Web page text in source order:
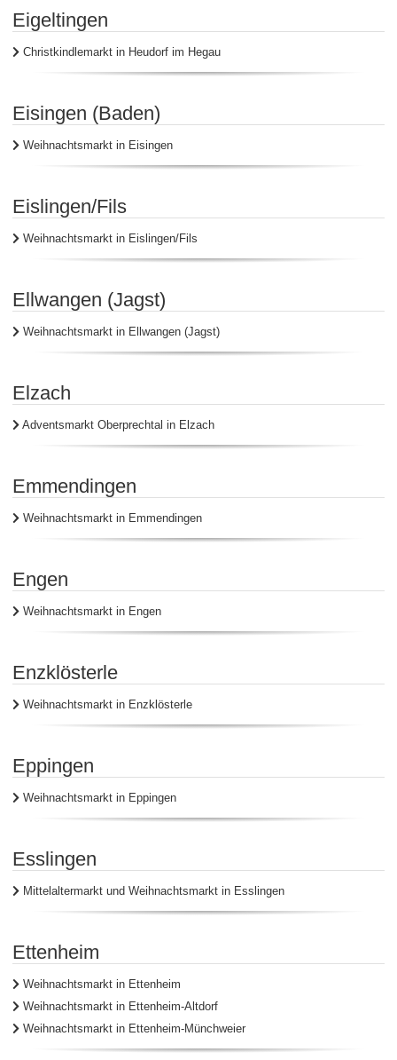
Eigeltingen
Christkindlemarkt in Heudorf im Hegau
Eisingen (Baden)
Weihnachtsmarkt in Eisingen
Eislingen/Fils
Weihnachtsmarkt in Eislingen/Fils
Ellwangen (Jagst)
Weihnachtsmarkt in Ellwangen (Jagst)
Elzach
Adventsmarkt Oberprechtal in Elzach
Emmendingen
Weihnachtsmarkt in Emmendingen
Engen
Weihnachtsmarkt in Engen
Enzklösterle
Weihnachtsmarkt in Enzklösterle
Eppingen
Weihnachtsmarkt in Eppingen
Esslingen
Mittelaltermarkt und Weihnachtsmarkt in Esslingen
Ettenheim
Weihnachtsmarkt in Ettenheim
Weihnachtsmarkt in Ettenheim-Altdorf
Weihnachtsmarkt in Ettenheim-Münchweier